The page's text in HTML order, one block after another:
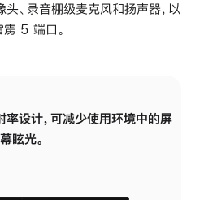
、录音棚级麦克风和扬声器，以
雳 5 端口。
设计，可减少使用环境中的屏
幕眩光。